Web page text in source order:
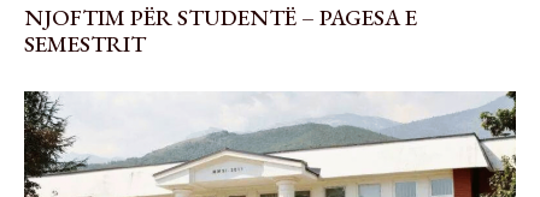
NJOFTIM PËR STUDENTË – PAGESA E
SEMESTRIT